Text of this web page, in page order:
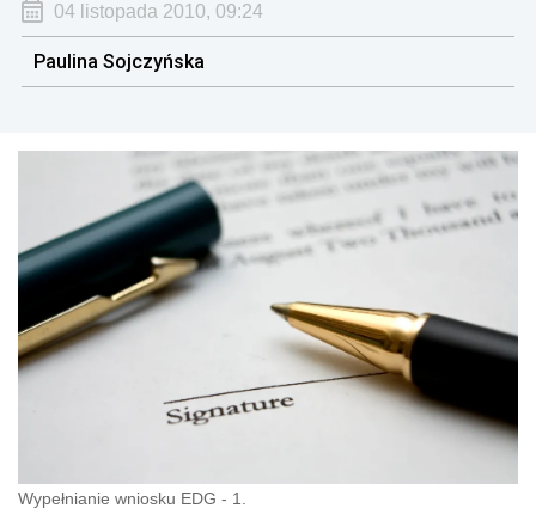
04 listopada 2010, 09:24
Paulina Sojczyńska
Wypełnianie wniosku EDG - 1.